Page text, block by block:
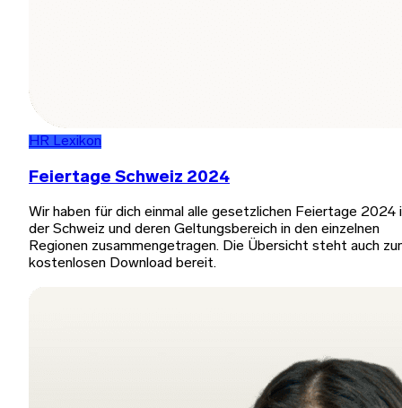
HR Lexikon
Feiertage Schweiz 2024
Wir haben für dich einmal alle gesetzlichen Feiertage 2024
der Schweiz und deren Geltungsbereich in den einzelnen
Regionen zusammengetragen. Die Übersicht steht auch
kostenlosen Download bereit.